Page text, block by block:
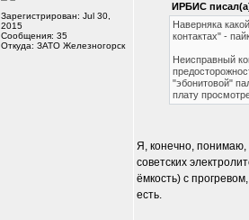
Зарегистрирован: Jul 30,
2015
Сообщения: 35
Откуда: ЗАТО Железногорск
ИРБИС
Наверняка
контактах" -
Неисправный
"эбонитовой"
плату
Я, конечно, понимаю,
советских
ёмкость) с
есть.